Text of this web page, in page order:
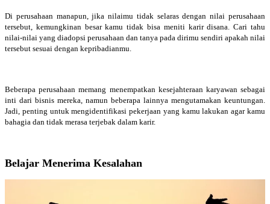
Di perusahaan manapun, jika nilaimu tidak selaras dengan nilai perusahaan
tersebut, kemungkinan besar kamu tidak bisa meniti karir disana. Cari tahu
nilai-nilai yang diadopsi perusahaan dan tanya pada dirimu sendiri apakah nilai
tersebut sesuai dengan kepribadianmu.
Beberapa perusahaan memang menempatkan kesejahteraan karyawan sebagai
inti dari bisnis mereka, namun beberapa lainnya mengutamakan keuntungan.
Jadi, penting untuk mengidentifikasi pekerjaan yang kamu lakukan agar kamu
bahagia dan tidak merasa terjebak dalam karir.
Belajar Menerima Kesalahan